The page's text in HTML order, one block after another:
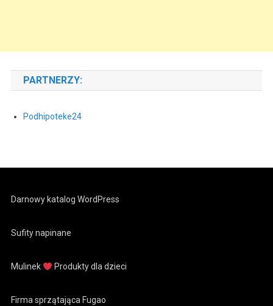
PARTNERZY:
Podhipoteke24
Darnowy katalog WordPress
Sufity napinane
Mulinek Produkty dla dzieci
Firma sprzątająca Fugao